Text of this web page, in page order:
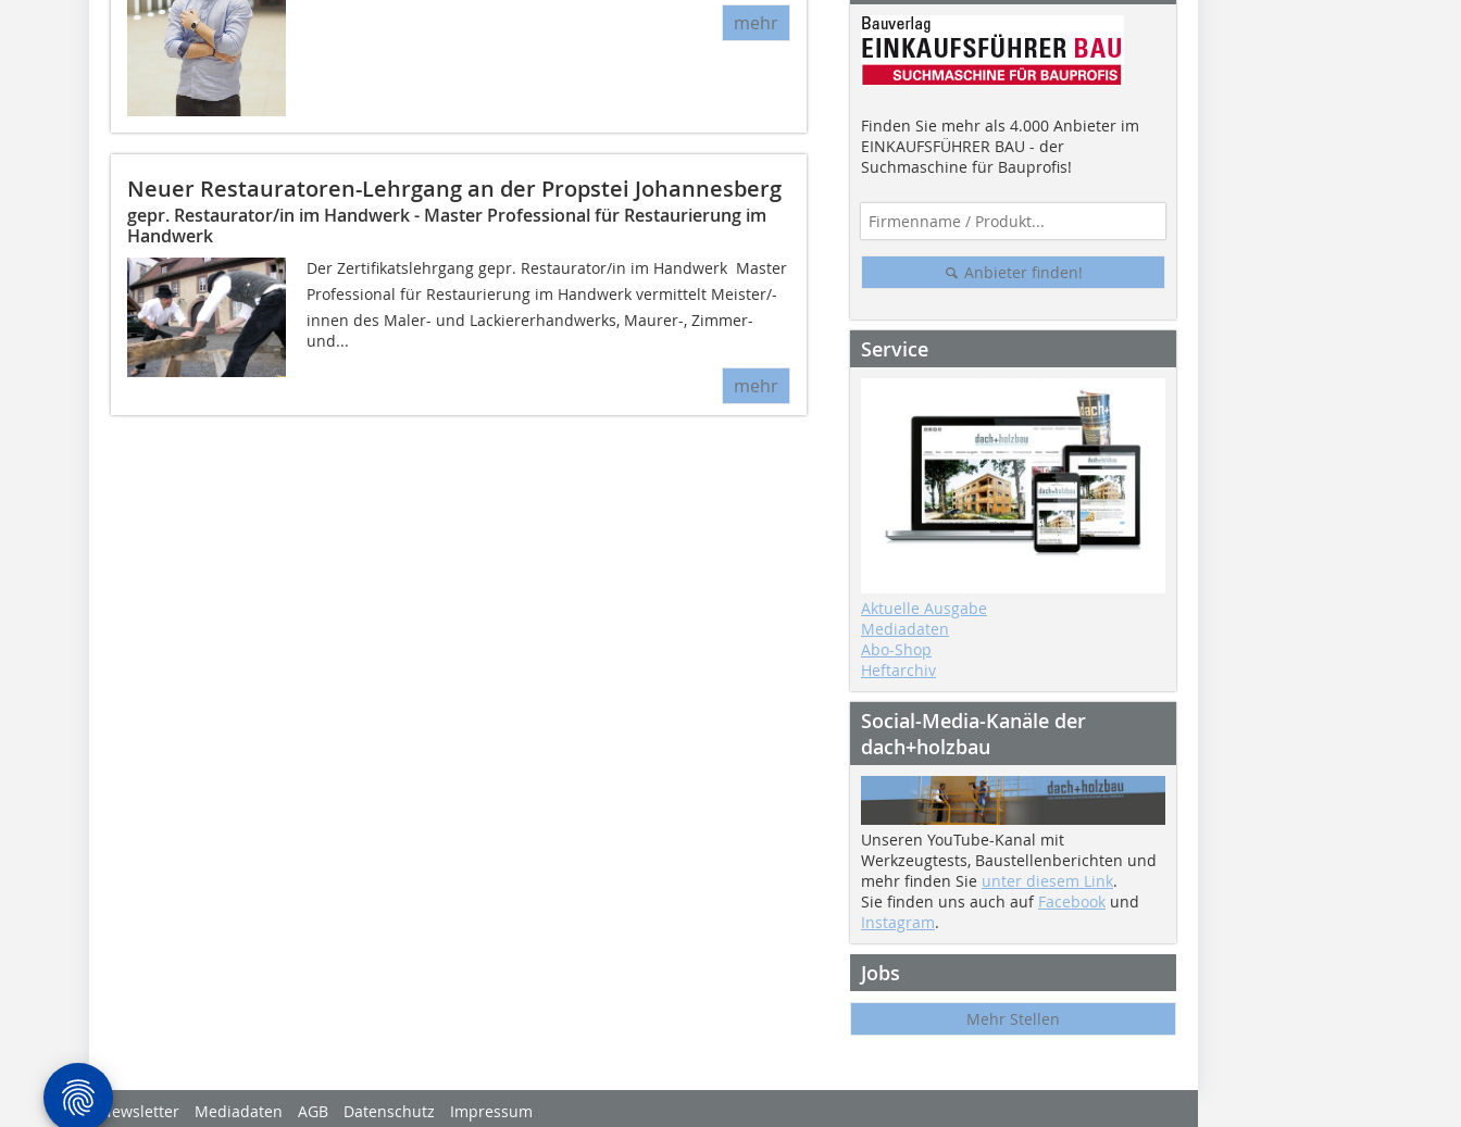
mehr
Neuer Restauratoren-Lehrgang an der Propstei Johannesberg
gepr. Restaurator/in im Handwerk - Master Professional für Restaurierung im
Handwerk
Der Zertifikatslehrgang gepr. Restaurator/in im Handwerk  Master
Professional für Restaurierung im Handwerk vermittelt Meister/-
innen des Maler- und Lackiererhandwerks, Maurer-, Zimmer-
und...
mehr
Finden Sie mehr als 4.000 Anbieter im
EINKAUFSFÜHRER BAU - der
Suchmaschine für Bauprofis!
Anbieter finden!
Service
Aktuelle Ausgabe
Mediadaten
Abo-Shop
Heftarchiv
Social-Media-Kanäle der
dach+holzbau
Unseren YouTube-Kanal mit
Werkzeugtests, Baustellenberichten und
mehr finden Sie unter diesem Link.
Sie finden uns auch auf Facebook und
Instagram.
Jobs
Mehr Stellen
Newsletter Mediadaten AGB Datenschutz Impressum